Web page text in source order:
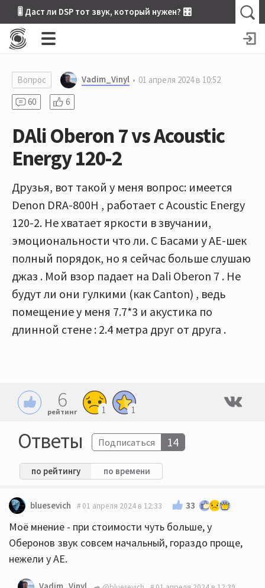
🎚 Даст ли DSP тот звук, который нужен? 🎛
Вопрос Vadim_Vinyl
01 апреля 2024 в 10:52
60
6
DAli Oberon 7 vs Acoustic
Energy 120-2
Друзья, вот такой у меня вопрос: имеется
Denon DRA-800H , работает с Acoustic Energy
120-2. Не хватает яркости в звучании,
эмоциональности что ли. С Басами у АЕ-шек
полный порядок, но я сейчас больше слушаю
джаз . Мой взор падает на Dali Oberon 7 . Не
будут ли они гулкими (как Canton) , ведь
помещение у меня 7.7*3 и акустика по
длинной стене : 2.4 метра друг от друга .
6
рейтинг 1 1
Ответы Подписаться 14
по рейтингу по времени
bluesevich 01 апреля 2024 в 12:33 33
Моё мнение - при стоимости чуть больше, у
Оберонов звук совсем начальный, гораздо проще,
нежели у АЕ.